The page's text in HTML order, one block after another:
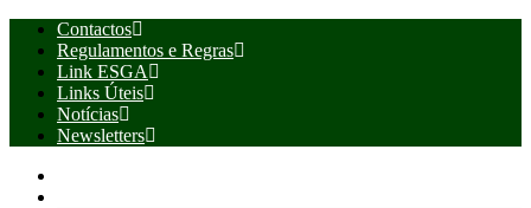
Contactos
Regulamentos e Regras
Link ESGA
Links Úteis
Notícias
Newsletters